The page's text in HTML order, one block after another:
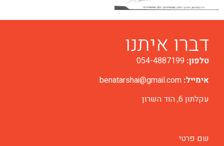
דברו איתנו
טלפון: 054-4887199
אימייל: benatarshai@gmail.com
עקלתון 6, הוד השרון
שם פרטי